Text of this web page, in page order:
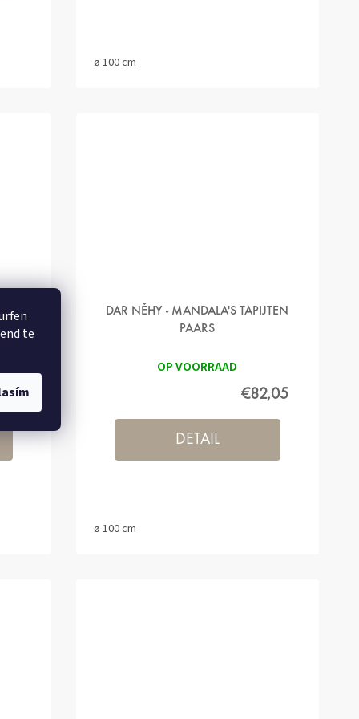
te
ø 100 cm
DAR NĚHY - MANDALA'S TAPIJTEN
PAARS
OP VOORRAAD
€82,05
DETAIL
ø 100 cm